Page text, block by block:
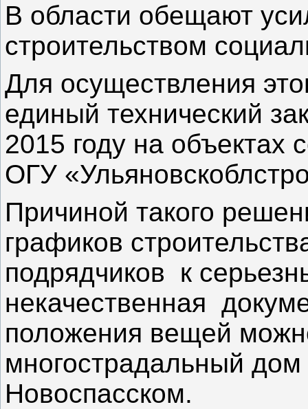
В области обещают
строительством
Для осуществления
единый технический
2015 году на
ОГУ
Причиной такого
графиков
подрядчиков к
некачественная
положения вещей
многострадальный
Новоспасском.